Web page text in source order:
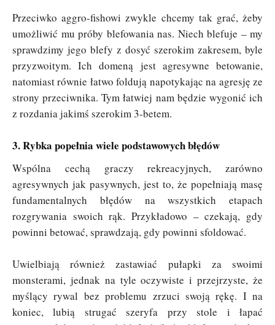
Przeciwko aggro-fishowi zwykle chcemy tak grać, żeby
umożliwić mu próby blefowania nas. Niech blefuje – my
sprawdzimy jego blefy z dosyć szerokim zakresem, byle
przyzwoitym. Ich domeną jest agresywne betowanie,
natomiast równie łatwo foldują napotykając na agresję ze
strony przeciwnika. Tym łatwiej nam będzie wygonić ich
z rozdania jakimś szerokim 3-betem.
3. Rybka popełnia wiele podstawowych błędów
Wspólna cechą graczy rekreacyjnych, zarówno
agresywnych jak pasywnych, jest to, że popełniają masę
fundamentalnych błędów na wszystkich etapach
rozgrywania swoich rąk. Przykładowo – czekają, gdy
powinni betować, sprawdzają, gdy powinni sfoldować.
Uwielbiają również zastawiać pułapki za swoimi
monsterami, jednak na tyle oczywiste i przejrzyste, że
myślący rywal bez problemu zrzuci swoją rękę. I na
koniec, lubią strugać szeryfa przy stole i łapać